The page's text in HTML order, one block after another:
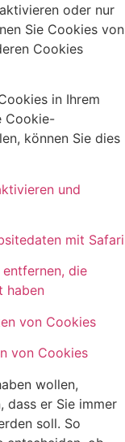
oder nur
Sie Cookies von
Cookies
in Ihrem
Cookie-
können Sie dies
und
mit Safari
die
haben
von Cookies
von Cookies
wollen,
dass er Sie immer
soll. So